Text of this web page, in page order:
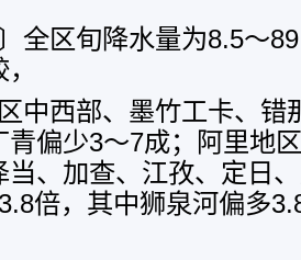
全区旬降水量为8.5～
中西部、墨竹工卡、错
青偏少3～7成；阿里地
当、加查、江孜、定日
倍，其中狮泉河偏多